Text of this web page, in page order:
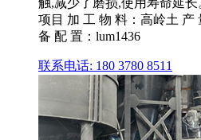
项目 加 工 物 料：高岭土 产
备 配 置：lum1436
联系电话: 180 3780 8511